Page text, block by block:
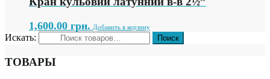
1,600.00 грн. Добавить в корзину
Искать:
ТОВАРЫ